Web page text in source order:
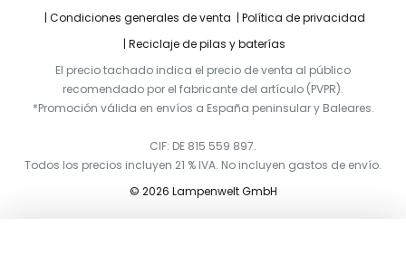
Condiciones generales de venta
Política de privacidad
Reciclaje de pilas y baterías
El precio tachado indica el precio de venta al público
recomendado por el fabricante del artículo (PVPR).
*Promoción válida en envíos a España peninsular y Baleares.
CIF: DE 815 559 897.
Todos los precios incluyen 21 % IVA. No incluyen gastos de envío.
© 2026 Lampenwelt GmbH